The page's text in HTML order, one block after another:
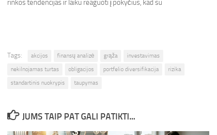
rinkos tendencijas ir laiku reaguoti į pokyčius, kad su
Tags: akcijos finansų analizė grąža
investavimas
nekilnojamas turtas
obligacijos portfelio diversifikacija
rizika
standartinis nuokrypis
taupymas
JUMS TAIP PAT GALI PATIKTI...